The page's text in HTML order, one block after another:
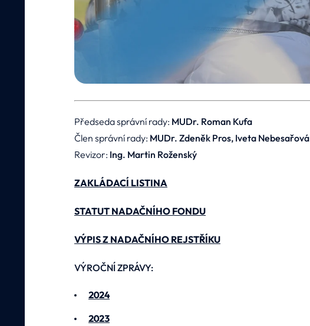
Předseda správní rady: MUDr. Roman Kufa
Člen správní rady: MUDr. Zdeněk Pros, Iveta Nebesařová
Revizor: Ing. Martin Roženský
ZAKLÁDACÍ LISTINA
STATUT NADAČNÍHO FONDU
VÝPIS Z NADAČNÍHO REJSTŘÍKU
VÝROČNÍ ZPRÁVY:
2024
2023